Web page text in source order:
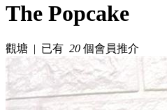
The Popcake
觀塘 | 已有 20 個會員推介